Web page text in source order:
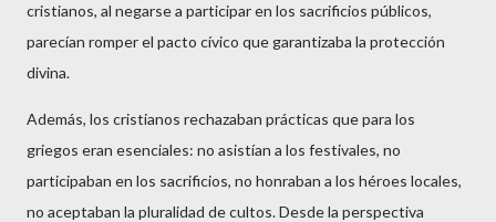
cristianos, al negarse a participar en los sacrificios públicos,
parecían romper el pacto cívico que garantizaba la protección
divina.
Además, los cristianos rechazaban prácticas que para los
griegos eran esenciales: no asistían a los festivales, no
participaban en los sacrificios, no honraban a los héroes locales,
no aceptaban la pluralidad de cultos. Desde la perspectiva